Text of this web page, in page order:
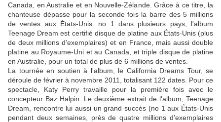
Canada, en Australie et en Nouvelle-Zélande. Grâce à ce titre, la
chanteuse dépasse pour la seconde fois la barre des 5 millions
de ventes aux États-Unis. no 1 dans plusieurs pays, l'album
Teenage Dream est certifié disque de platine aux États-Unis (plus
de deux millions d'exemplaires) et en France, mais aussi double
platine au Royaume-Uni et au Canada, et triple disque de platine
en Australie, pour un total de plus de 6 millions de ventes.
La tournée en soutien à l'album, le California Dreams Tour, se
déroule de février à novembre 2011, totalisant 122 dates. Pour ce
spectacle, Katy Perry travaille pour la première fois avec le
concepteur Baz Halpin. Le deuxième extrait de l'album, Teenage
Dream, rencontre lui aussi un grand succès (no 1 aux États-Unis
pendant deux semaines, près de quatre millions d'exemplaires